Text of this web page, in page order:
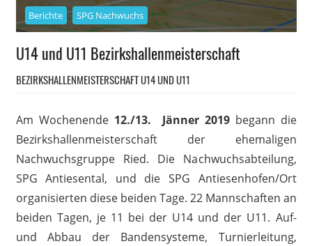
Berichte SPG Nachwuchs
U14 und U11 Bezirkshallenmeisterschaft
BEZIRKSHALLENMEISTERSCHAFT U14 UND U11
Am Wochenende 12./13. Jänner 2019begann die
Bezirkshallenmeisterschaft der ehemaligen
Nachwuchsgruppe Ried. Die Nachwuchsabteilung,
SPG Antiesental, und die SPG Antiesenhofen/Ort
organisierten diese beiden Tage. 22 Mannschaften an
beiden Tagen, je 11 bei der U14 und der U11. Auf-
und Abbau der Bandensysteme, Turnierleitung,